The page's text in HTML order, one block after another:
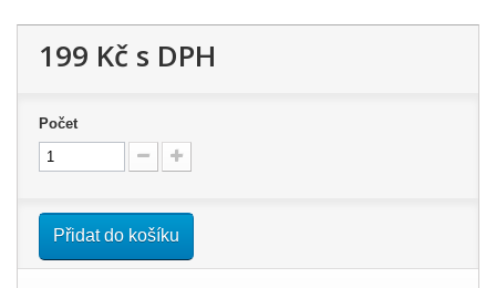
199 Kč s DPH
Počet
Přidat do košíku